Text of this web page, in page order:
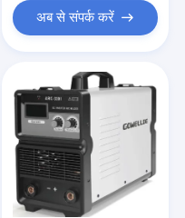
अब से संपर्क करें